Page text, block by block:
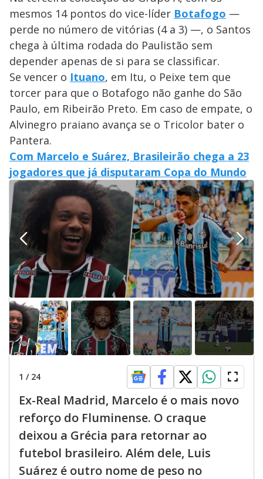
mesmos 14 pontos do vice-líder Botafogo —
perde no número de vitórias (4 a 3) —, o Santos
chega à última rodada do Paulistão sem
depender apenas de si para se classificar.
Se vencer o Ituano, em Itu, o Peixe tem que
torcer para que o Botafogo não ganhe do São
Paulo, em Ribeirão Preto. Em caso de empate, o
Alvinegro praiano avança se o Tricolor bater o
Pantera.
Com Marcelo e Suárez, Brasileirão chega a 23
jogadores que já disputaram Copa do Mundo
1 / 24
Ex-Real Madrid, Marcelo é o mais novo
reforço do Fluminense. O craque
deixou a Grécia para retornar ao
futebol brasileiro. Além dele, Luis
Suárez é outro nome de peso no